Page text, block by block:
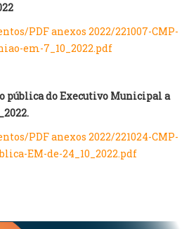
PDF anexos 2022/221007-CMP-
em-7_10_2022.pdf
pública do Executivo Municipal a
PDF anexos 2022/221024-CMP-
EM-de-24_10_2022.pdf